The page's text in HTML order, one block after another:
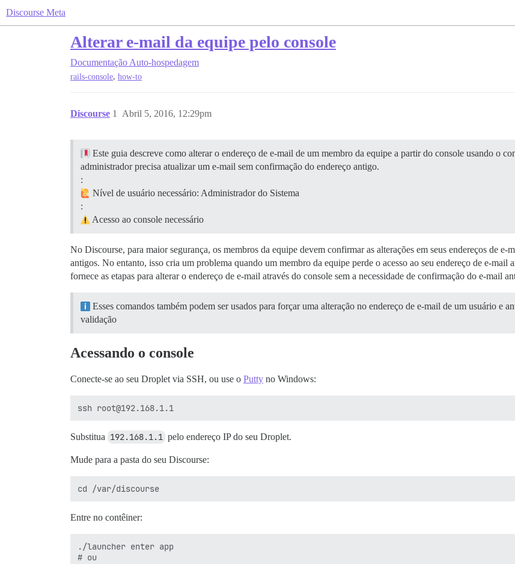
Discourse Meta
Alterar e-mail da equipe pelo console
Documentação Auto-hospedagem
rails-console, how-to
Discourse Abril 5, 2016, 12:29pm
1
Este guia descreve como alterar o endereço de e-mail de um membro da equipe a partir do console usando o
administrador precisa atualizar um e-mail sem confirmação do endereço antigo.
:
Nível de usuário necessário: Administrador do Sistema
:
Acesso ao console necessário
No Discourse, para maior segurança, os membros da equipe devem confirmar as alterações em seus endereços de
antigos. No entanto, isso cria um problema quando um membro da equipe perde o acesso ao seu endereço de e-mail
fornece as etapas para alterar o endereço de e-mail através do console sem a necessidade de confirmação do e-mail
Esses comandos também podem ser usados para forçar uma alteração no endereço de e-mail de um usuário e
validação
Acessando o console
Conecte-se ao seu Droplet via SSH, ou use o Putty no Windows:
Substitua 192.168.1.1 pelo endereço IP do seu Droplet.
Mude para a pasta do seu Discourse:
Entre no contêiner:
./launcher enter app
# ou